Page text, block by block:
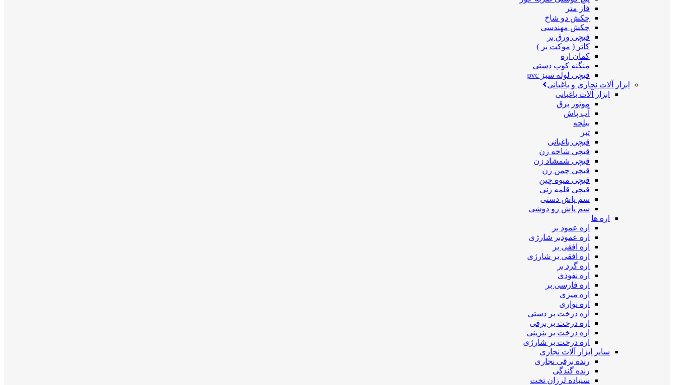
فاز متر
چکش دو شاخ
چکش مهندسی
قیچی ورق بر
کاتر ( موکت بر )
کمان اره
منگنه کوب دستی
قیچی لوله سبز pvc
ابزار آلات نجاری و باغبانی
ابزار آلات باغبانی
موتور برق
آب پاش
بیلچه
تبر
قیچی باغبانی
قیچی شاخه زن
قیچی شمشاد زن
قیچی چمن زن
قیچی میوه چین
قیچی قلمه زنی
سم پاش دستی
سم پاش رو دوشی
اره ها
اره عمود بر
اره عمودبر شارژی
اره افقی بر
اره افقی بر شارژی
اره گرد بر
اره نفوذی
اره فارسی بر
اره میزی
اره نواری
اره درخت بر دستی
اره درخت بر برقی
اره درخت بر بنزینی
اره درخت بر شارژی
سایر ابزار آلات نجاری
رنده برقی نجاری
رنده گندگی
سنباده لرزان تخت